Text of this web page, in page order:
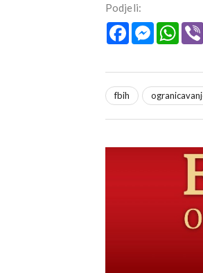
Podjeli:
FacebookMessenger
fbih